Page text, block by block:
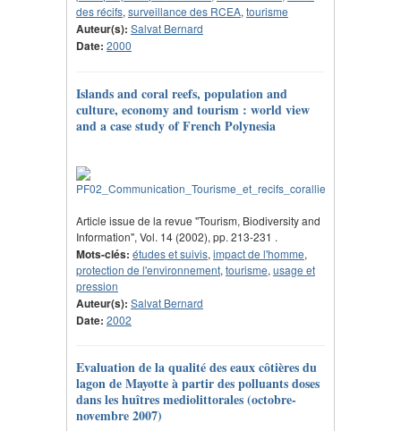
des récifs, surveillance des RCEA, tourisme
Auteur(s): Salvat Bernard
Date: 2000
Islands and coral reefs, population and
culture, economy and tourism : world view
and a case study of French Polynesia
Article issue de la revue "Tourism, Biodiversity and
Information", Vol. 14 (2002), pp. 213-231 .
Mots-clés: études et suivis, impact de l'homme,
protection de l'environnement, tourisme, usage et
pression
Auteur(s): Salvat Bernard
Date: 2002
Evaluation de la qualité des eaux côtières du
lagon de Mayotte à partir des polluants doses
dans les huîtres mediolittorales (octobre-
novembre 2007)